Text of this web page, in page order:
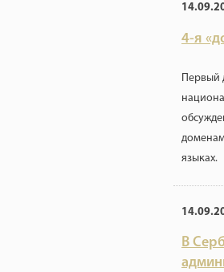
4-я
Первый
языках.
В